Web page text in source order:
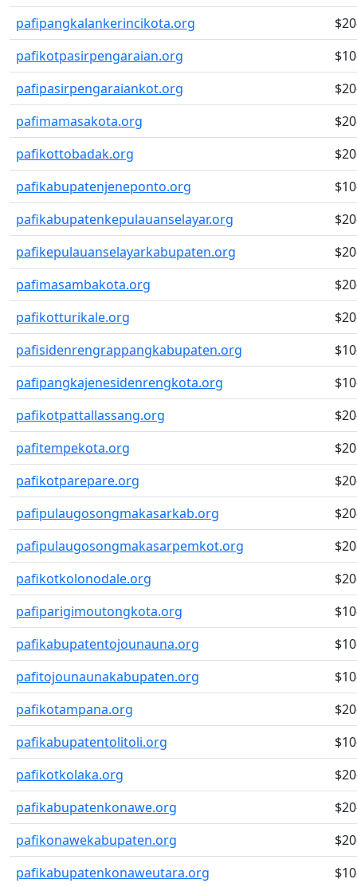
pafipangkalankerincikota.org
pafikotpasirpengaraian.org
pafipasirpengaraiankot.org
pafimamasakota.org
pafikottobadak.org
pafikabupatenjeneponto.org
pafikabupatenkepulauanselayar.org
pafikepulauanselayarkabupaten.org
pafimasambakota.org
pafikotturikale.org
pafisidenrengrappangkabupaten.org
pafipangkajenesidenrengkota.org
pafikotpattallassang.org
pafitempekota.org
pafikotparepare.org
pafipulaugosongmakasarkab.org
pafipulaugosongmakasarpemkot.org
pafikotkolonodale.org
pafiparigimoutongkota.org
pafikabupatentojounauna.org
pafitojounaunakabupaten.org
pafikotampana.org
pafikabupatentolitoli.org
pafikotkolaka.org
pafikabupatenkonawe.org
pafikonawekabupaten.org
pafikabupatenkonaweutara.org